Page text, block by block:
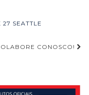
SEATTLE
CONOSCO!